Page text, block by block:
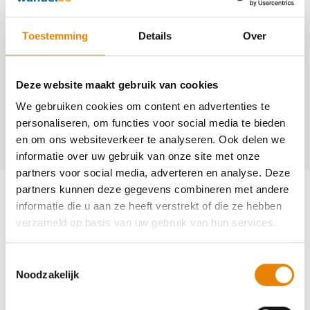
Toestemming Details Over
Deze website maakt gebruik van cookies
We gebruiken cookies om content en advertenties te
personaliseren, om functies voor social media te bieden
en om ons websiteverkeer te analyseren. Ook delen we
informatie over uw gebruik van onze site met onze
partners voor social media, adverteren en analyse. Deze
partners kunnen deze gegevens combineren met andere
informatie die u aan ze heeft verstrekt of die ze hebben
verzameld op basis van uw gebruik van hun services.
Noodzakelijk
http://www.deleeuweriklanden.be
+32(0)473 96 24 02
peeters.ludo1@skynet.be
Aankomende wandeltochten van deze
club
Najaarstocht